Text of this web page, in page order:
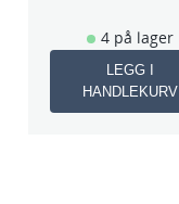
4 på lager
LEGG I
HANDLEKURV